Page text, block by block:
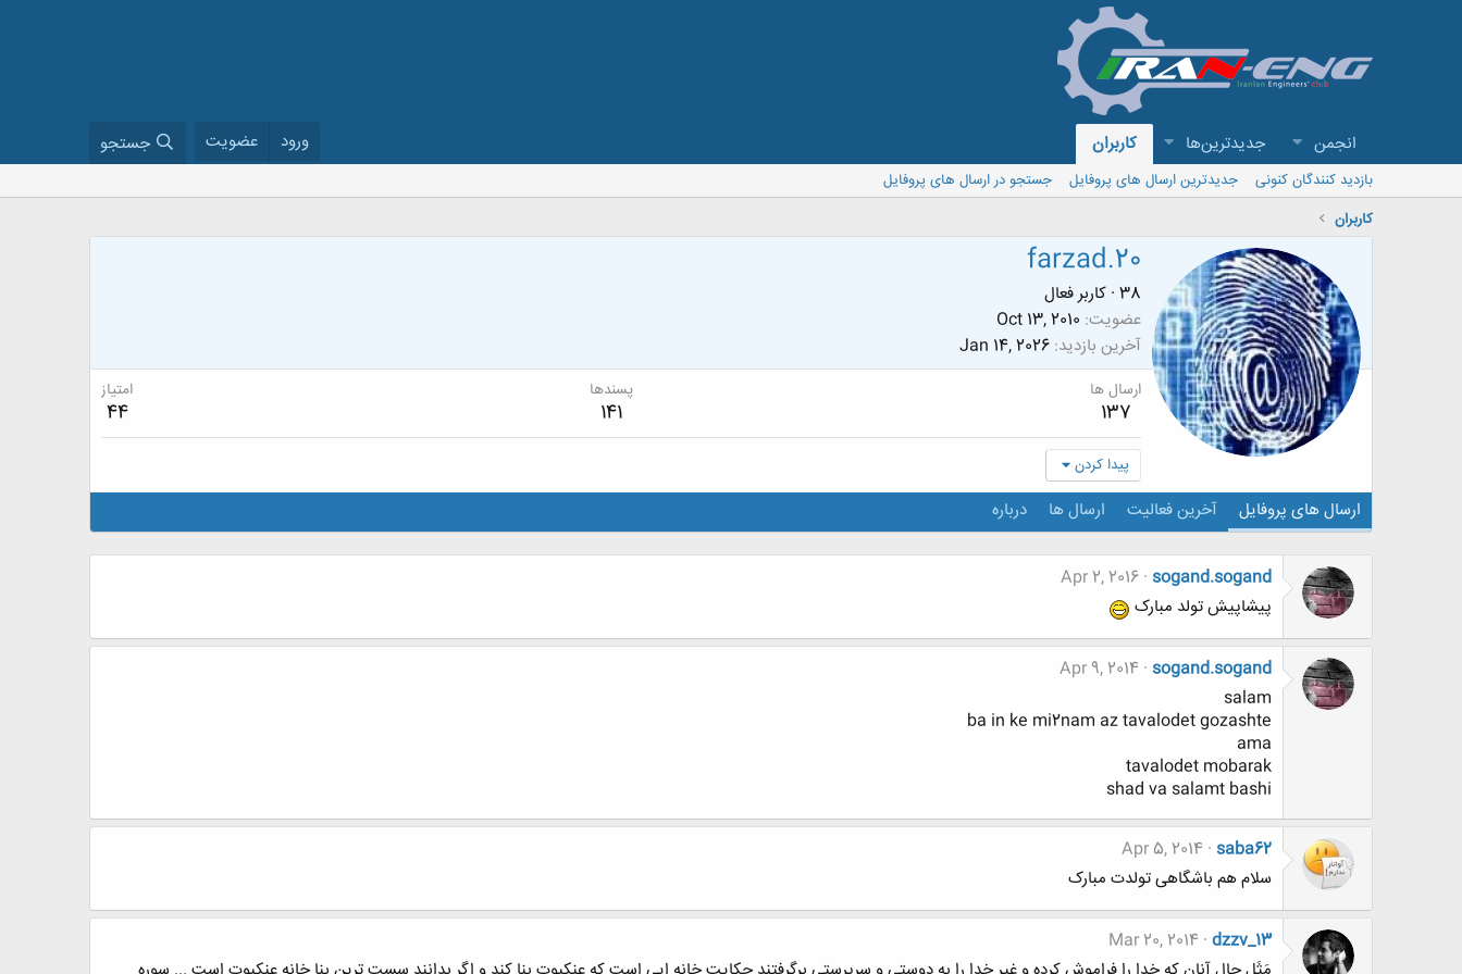
انجمن جدیدترین‌ها کاربران ورود عضویت جستجو
بازدید کنندگان کنونی جدیدترین ارسال های پروفایل
جستجو در ارسال های پروفایل
کاربران
farzad.20
کاربر فعال · 38
عضویت Oct 13, 2010
آخرین بازدید Jan 14, 2026
ارسال ها
137
پسندها
141
امتیاز
44
پیدا کردن
ارسال های پروفایل آخرین فعالیت ارسال ها درباره
sogand.sogand
Apr 2, 2016
پیشاپیش تولد مبارک
sogand.sogand
Apr 9, 2014
salam
ba in ke mi2nam az tavalodet gozashte
ama
tavalodet mobarak
shad va salamt bashi
saba62
Apr 5, 2014
سلام هم باشگاهی تولدت مبارک
dzzv_13
Mar 20, 2014